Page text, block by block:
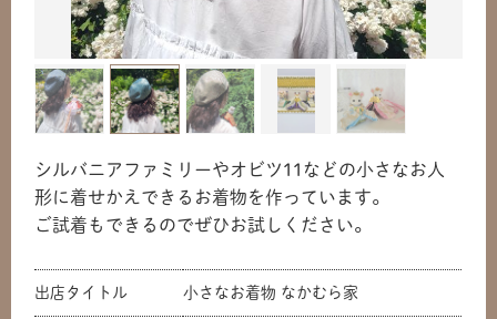
シルバニアファミリーやオビツ11などの小さなお人
形に着せかえできるお着物を作っています。
ご試着もできるのでぜひお試しください。
出店タイトル 小さなお着物 なかむら家